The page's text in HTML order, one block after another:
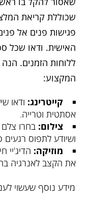
שכוללת קריאת
פגישות פנים אל
האישית. ודאו שכל
ללוחות הזמנים.
המקצוע:
קייטרינג: ודאו
אסתטית וטרייה.
צילום: בחרו
ושיודע לתפוס רגעים
מוזיקה: הדיג'יי
את הקצב לאנרגיה
מידע נוסף שעשוי